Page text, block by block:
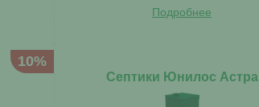
Подробнее
10%
Септики Юнилос Астра